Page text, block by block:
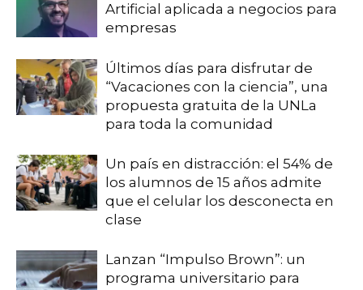
Artificial aplicada a negocios para
empresas
Últimos días para disfrutar de
“Vacaciones con la ciencia”, una
propuesta gratuita de la UNLa
para toda la comunidad
Un país en distracción: el 54% de
los alumnos de 15 años admite
que el celular los desconecta en
clase
Lanzan “Impulso Brown”: un
programa universitario para